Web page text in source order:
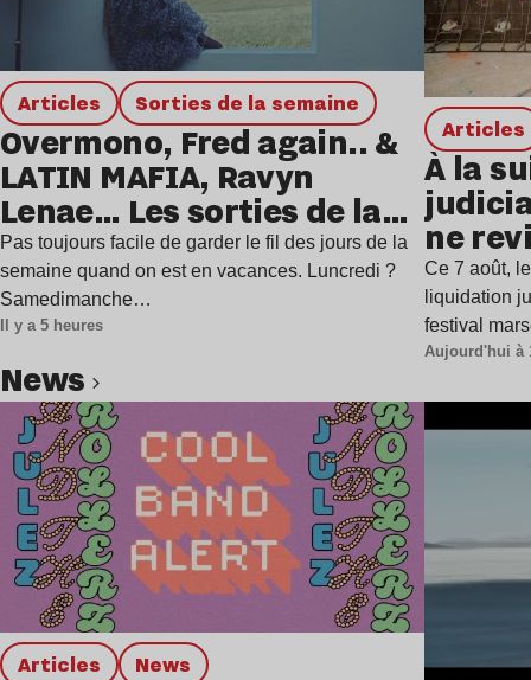
Articles Sorties de la semaine
Overmono, Fred again.. &
LATIN MAFIA, Ravyn
Lenae… Les sorties de la
semaine
Pas toujours facile de garder le fil des jours de la
semaine quand on est en vacances. Luncredi ?
Samedimanche…
Il y a 5 heures
Articles
À la
ne
Ce 7 août,
liquidation
festival
Aujourd'hui à
news
Articles news
Lire l’article